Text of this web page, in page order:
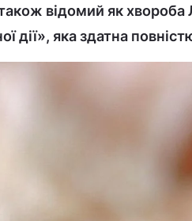
відомий як
дії», яка здатна